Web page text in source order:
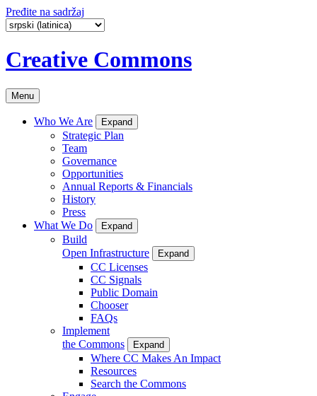
Pređite na sadržaj
Creative Commons
Menu
Who We Are Expand
Strategic Plan
Team
Governance
Opportunities
Annual Reports & Financials
History
Press
What We Do
Expand
Build
Open Infrastructure
Expand
CC Licenses
CC Signals
Public Domain
Chooser
FAQs
Implement
the Commons
Expand
Where CC Makes An Impact
Resources
Search the Commons